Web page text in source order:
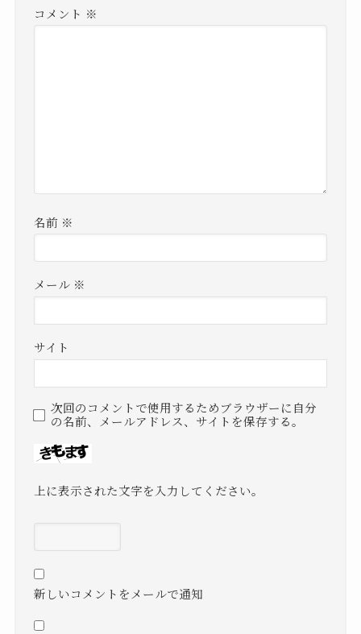
コメント ※
名前 ※
メール ※
サイト
次回のコメントで使用するためブラウザーに自分
の名前、メールアドレス、サイトを保存する。
上に表示された文字を入力してください。
新しいコメントをメールで通知